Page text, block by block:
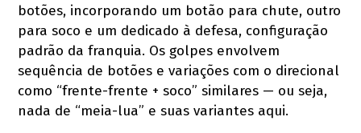
botões, incorporando um botão para chute, outro
para soco e um dedicado à defesa, configuração
padrão da franquia. Os golpes envolvem
sequência de botões e variações com o direcional
como “frente-frente + soco” similares — ou seja,
nada de “meia-lua” e suas variantes aqui.